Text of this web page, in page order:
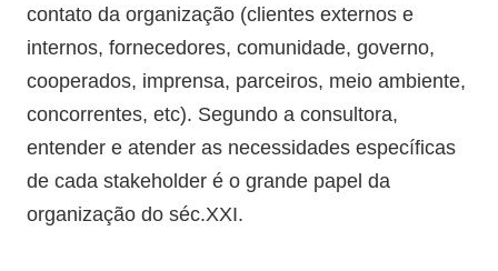
contato da organização (clientes externos e
internos, fornecedores, comunidade, governo,
cooperados, imprensa, parceiros, meio ambiente,
concorrentes, etc). Segundo a consultora,
entender e atender as necessidades específicas
de cada stakeholder é o grande papel da
organização do séc.XXI.